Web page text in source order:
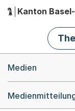
Hauptnavigation
Kanton
Medien